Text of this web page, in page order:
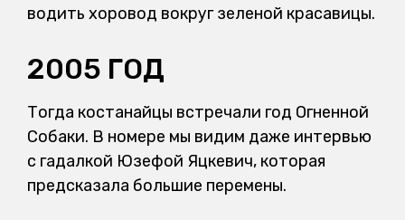
водить хоровод вокруг зеленой красавицы.
2005 ГОД
Тогда костанайцы встречали год Огненной
Собаки. В номере мы видим даже интервью
с гадалкой Юзефой Яцкевич, которая
предсказала большие перемены.